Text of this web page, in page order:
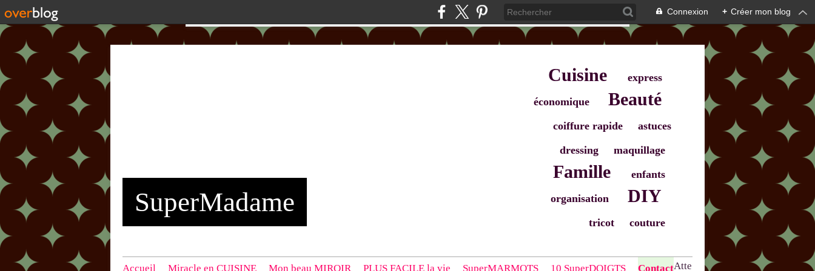
Connexion + Créer mon blog
SuperMadame
Cuisine
express
économique
Beauté
coiffure rapide
astuces
dressing
maquillage
Famille
enfants
organisation
DIY
tricot couture
Accueil Miracle en CUISINE Mon beau MIROIR PLUS FACILE la vie SuperMARMOTS 10 SuperDOIGTS ContactAtte